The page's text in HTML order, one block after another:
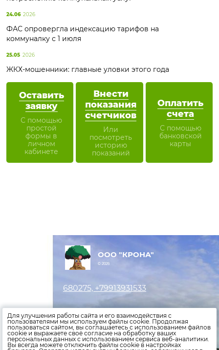
Оставить
заявку
С помощью
простой
формы в
личном
кабинете
Внести
показания
счетчиков
Или
посмотреть
историю
показаний
Оплатить
счета
С помощью
банковской
карты
24.06 2026
ФАС опровергла индексацию тарифов на
коммуналку с 1 июля
25.05 2026
ЖКХ-мошенники: главные уловки этого года
ООО "КРОНА"
© 2026
680275, +79913931533
Оставить заявку
Внести показания счетчиков
Оплатить счета
Для улучшения работы сайта и его взаимодействия с
пользователями мы используем файлы cookie. Продолжая
пользоваться сайтом, вы соглашаетесь с использованием файлов
cookie и выражаете своё согласие на обработку ваших
персональных данных с использованием сервиса веб-аналитики.
Вы всегда можете отключить файлы cookie в настройках